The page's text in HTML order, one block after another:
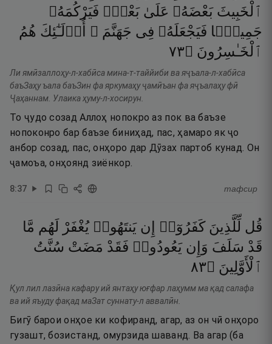
ٱلْخَبِيثَ بَعْضَهُۥ عَلَىٰ بَعْضٍۢ فَيَرْكُمَهُۥ
جَمِيعًۭا فَيَجْعَلَهُۥ فِى جَهَنَّمَ ۚ أُو۟لَـٰٓئِكَ هُمُ
ٱلْخَـٰسِرُونَ ۝٣٧
Ли ямӣзаллоҳу-л-хабӣса мина-т-таййиби ва яҷъала-л-хабӣса
баъЗаҳу ъала баъЗин фа яркумаҳу ҷамӣъан фа яҷъалаҳу фӣ
Ҷаҳаннам. Улаика ҳуму-л-хосирун.
То ҷудо созад Аллоҳ нопокро аз пок ва баъзе
нопоконро бар баъзе биниҳад, пас, ҳамаро як ҷо
анбор созад, пас, онҳоро дар Дӯзах партоб кунад. Он
ҷамоъа, онҳоянд зиёнкор.
8:37 тафсир
قُل لِّلَّذِينَ كَفَرُوٓا۟ إِن يَنتَهُوا۟ يُغْفَرْ لَهُم مَّا
قَدْ سَلَفَ وَإِن يَعُودُوا۟ فَقَدْ مَضَتْ سُنَّتُ
ٱلْأَوَّلِينَ ۝٣٨
Қул лил лазӣна кафару ий янтаҳу юғфар лаҳумм ма қад салафа
ва ий яъуду фақад маЗат суннату-л аввалӣн.
Бигӯ барои онҳое ки кофиранд, агар, аз он чӣ онҳоро
гузашт, бозистанд, омурзида шаванд. Ва агар (ба